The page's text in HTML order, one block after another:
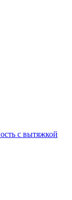
с вытяжкой